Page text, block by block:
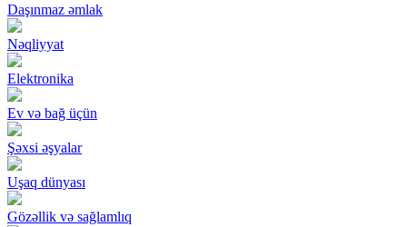
Daşınmaz əmlak
Nəqliyyat
Elektronika
Ev və bağ üçün
Şəxsi əşyalar
Uşaq dünyası
Gözəllik və sağlamlıq